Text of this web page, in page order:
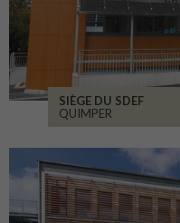
SIÈGE DU SDEF
QUIMPER